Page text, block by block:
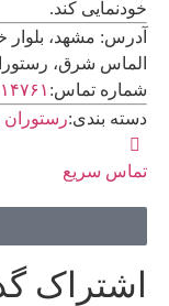
خودنمایی کند.
آدرس: مشهد، بلوار
الماس شرق،
شماره تماس:
دسته بندی:
تماس سریع
اشتراک